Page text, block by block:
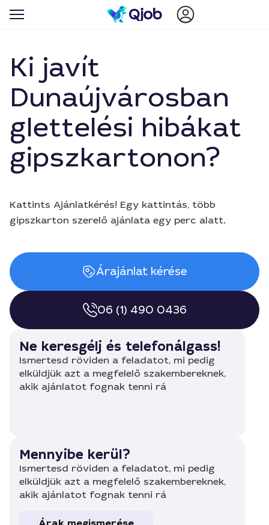
Ki javít
Dunaújvárosban
glettelési hibákat
gipszkartonon?
Kattints Ajánlatkérés! Egy kattintás, több
gipszkarton szerelő ajánlata egy perc alatt.
Árajánlat kérése
06 (1) 490 0436
Ne keresgélj és telefonálgass!
Ismertesd röviden a feladatot, mi pedig
elküldjük azt a megfelelő szakembereknek,
akik ajánlatot fognak tenni rá
Mennyibe kerül?
Ismertesd röviden a feladatot, mi pedig
elküldjük azt a megfelelő szakembereknek,
akik ajánlatot fognak tenni rá